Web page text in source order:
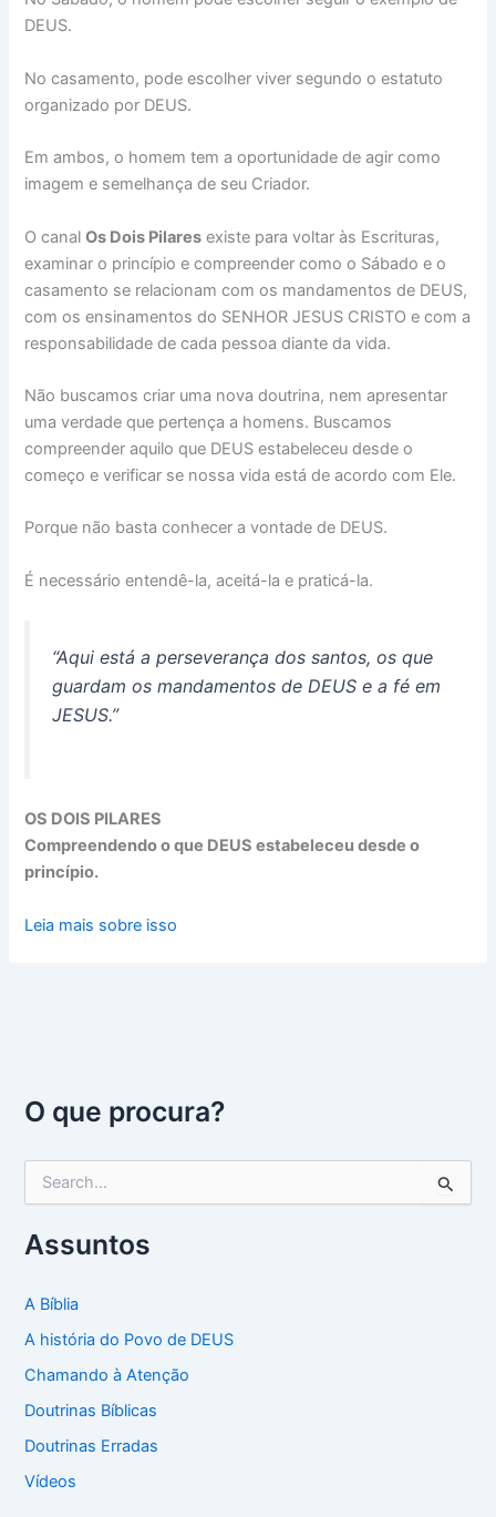
DEUS.
No casamento, pode escolher viver segundo o estatuto
organizado por DEUS.
Em ambos, o homem tem a oportunidade de agir como
imagem e semelhança de seu Criador.
O canalOs Dois Pilares existe para voltar às Escrituras,
examinar o princípio e compreender como o Sábado e o
casamento se relacionam com os mandamentos de DEUS,
com os ensinamentos do SENHOR JESUS CRISTO e com a
responsabilidade de cada pessoa diante da vida.
Não buscamos criar uma nova doutrina, nem apresentar
uma verdade que pertença a homens. Buscamos
compreender aquilo que DEUS estabeleceu desde o
começo e verificar se nossa vida está de acordo com Ele.
Porque não basta conhecer a vontade de DEUS.
É necessário entendê-la, aceitá-la e praticá-la.
“Aqui está a perseverança dos santos, os que
guardam os mandamentos de DEUS e a fé em
JESUS.”
OS DOIS PILARES
Compreendendo o que DEUS estabeleceu desde o
princípio.
Leia mais sobre isso
O que procura?
q
u
s
r
p
r
:
Assuntos
A Bíblia
A história do Povo de DEUS
Chamando à Atenção
Doutrinas Bíblicas
Doutrinas Erradas
Vídeos